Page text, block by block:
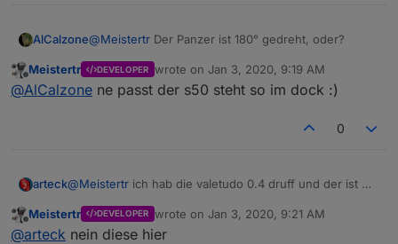
AlCalzone@Meistertr Der Panzer ist 180° gedreht, oder?
Offline
Meistertr DEVELOPER wrote on Jan 3, 2020, 9:19 AM
last edited by
@AlCalzone ne passt der s50 steht so im dock :)
0
arteck@Meistertr ich hab die valetudo 0.4 druff und der ist mir
von der RE Version hör ich zum erstn mal ist das die
https://github.com/bruvv/valetudoRE
dann versuche ich mein glück
Offline
Meistertr DEVELOPER wrote on Jan 3, 2020, 9:21 AM
last edited by
@arteck nein diese hier